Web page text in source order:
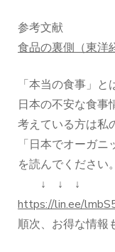
参考文献
食品の裏側（東洋
「本当の食事」と
日本の不安な食事
考えている方は私
「日本でオーガニ
を読んでください。
↓ ↓ ↓
https://lin.ee/
順次、お得な情報